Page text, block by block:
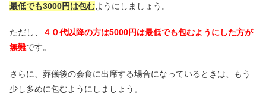
最低でも3000円は包むようにしましょう。
ただし、
４０代以降の方は5000円は最低でも包むようにした方が
無難です。
さらに、葬儀後の会食に出席する場合になっているときは、もう
少し多めに包むようにしましょう。